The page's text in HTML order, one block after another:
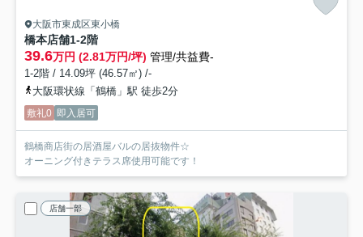
大阪市東成区東小橋
橋本店舗1-2階
39.6万円 (2.81万円/坪) 管理/共益費-
1-2階 / 14.09坪 (46.57㎡) /-
大阪環状線「鶴橋」駅 徒歩2分
敷礼0 即入居可
鶴橋商店街の居酒屋バルの居抜物件☆
オーニング付きテラス席使用可能です！
店舗一部